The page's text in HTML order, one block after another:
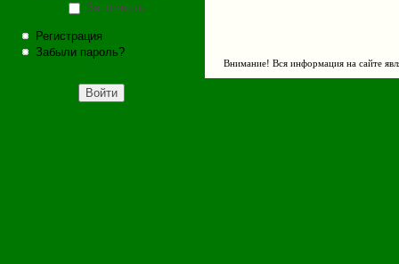
Запомнить
Регистрация
Забыли пароль?
Внимание! Вся информация на сайте